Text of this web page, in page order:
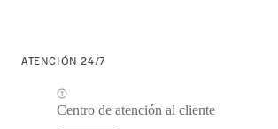
ATENCIÓN 24/7
Centro de atención al cliente